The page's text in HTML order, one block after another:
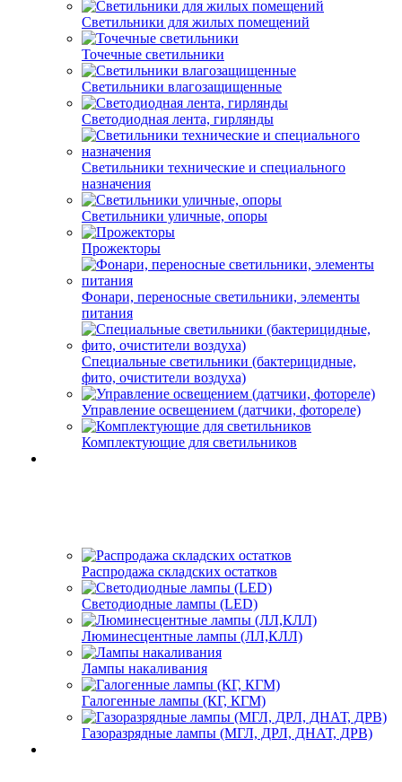
Светильники для жилых помещений
Точечные светильники
Светильники влагозащищенные
Светодиодная лента, гирлянды
Светильники технические и специального
назначения
Светильники уличные, опоры
Прожекторы
Фонари, переносные светильники, элементы
питания
Специальные светильники (бактерицидные,
фито, очистители воздуха)
Управление освещением (датчики, фотореле)
Комплектующие для светильников
Распродажа складских остатков
Светодиодные лампы (LED)
Люминесцентные лампы (ЛЛ,КЛЛ)
Лампы накаливания
Галогенные лампы (КГ, КГМ)
Газоразрядные лампы (МГЛ, ДРЛ, ДНАТ, ДРВ)